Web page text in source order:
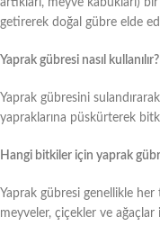
artıkları, meyve kabukları)
getirerek doğal gübre elde
Yaprak gübresi nasıl kullanılır?
Yaprak gübresini
yapraklarına püskürterek
Hangi bitkiler için yaprak
Yaprak gübresi genellikle
meyveler, çiçekler ve